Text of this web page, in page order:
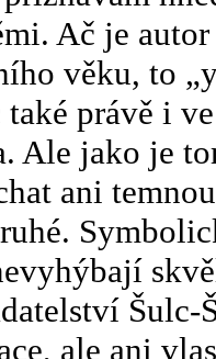
Ač je
věku, to
také právě i
Ale jako je
ani
Šulc-
ale ani